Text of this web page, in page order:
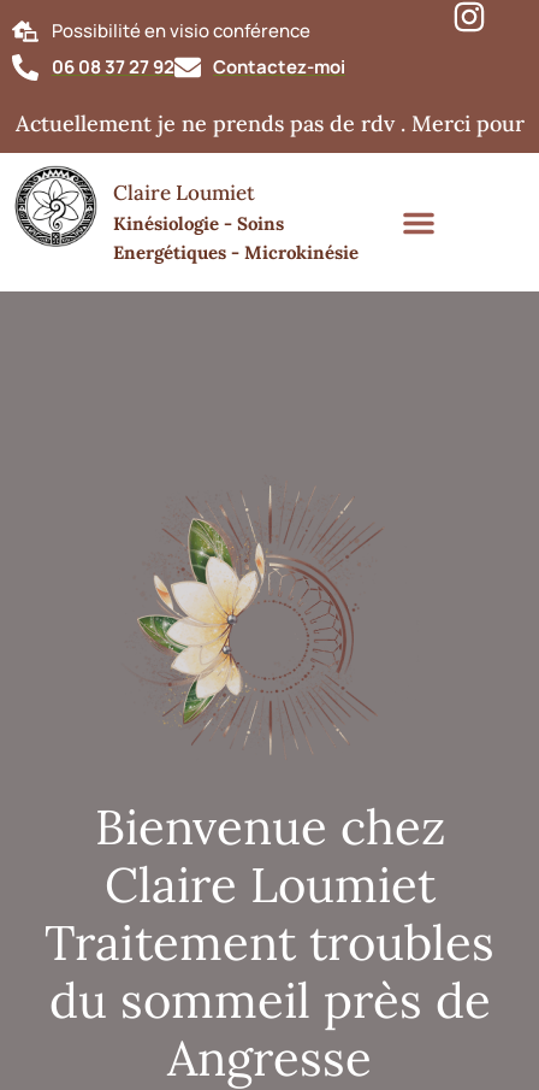
Possibilité en visio conférence
06 08 37 27 92
Contactez-moi
je ne prends pas de rdv . Merci pour
Claire Loumiet
Kinésiologie - Soins
Energétiques - Microkinésie
Bienvenue chez
Claire Loumiet
Traitement troubles
du sommeil près de
Angresse